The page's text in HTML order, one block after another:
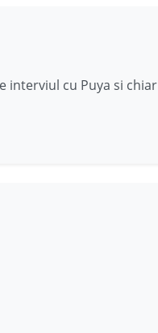
interviul cu Puya si chiar